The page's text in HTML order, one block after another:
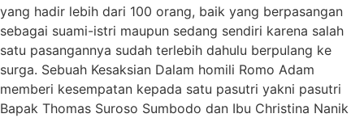
yang hadir lebih dari 100 orang, baik yang berpasangan
sebagai suami-istri maupun sedang sendiri karena salah
satu pasangannya sudah terlebih dahulu berpulang ke
surga. Sebuah Kesaksian Dalam homili Romo Adam
memberi kesempatan kepada satu pasutri yakni pasutri
Bapak Thomas Suroso Sumbodo dan Ibu Christina Nanik